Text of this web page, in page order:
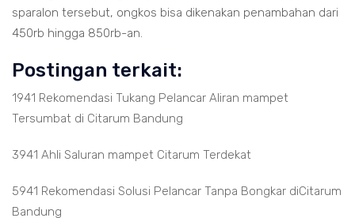
sparalon tersebut, ongkos bisa dikenakan penambahan dari
450rb hingga 850rb-an.
Postingan terkait:
1941 Rekomendasi Tukang Pelancar Aliran mampet
Tersumbat di Citarum Bandung
3941 Ahli Saluran mampet Citarum Terdekat
5941 Rekomendasi Solusi Pelancar Tanpa Bongkar diCitarum
Bandung